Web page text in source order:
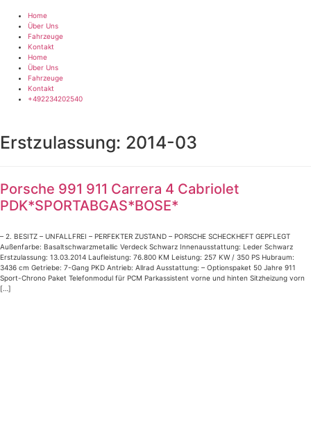
springen
Home
Über Uns
Fahrzeuge
Kontakt
Home
Über Uns
Fahrzeuge
Kontakt
+492234202540
Erstzulassung: 2014-03
Porsche 991 911 Carrera 4 Cabriolet
PDK*SPORTABGAS*BOSE*
– 2. BESITZ – UNFALLFREI – PERFEKTER ZUSTAND – PORSCHE SCHECKHEFT GEPFLEGT
Außenfarbe: Basaltschwarzmetallic Verdeck Schwarz Innenausstattung: Leder Schwarz
Erstzulassung: 13.03.2014 Laufleistung: 76.800 KM Leistung: 257 KW / 350 PS Hubraum:
3436 cm Getriebe: 7-Gang PKD Antrieb: Allrad Ausstattung: – Optionspaket 50 Jahre 911
Sport-Chrono Paket Telefonmodul für PCM Parkassistent vorne und hinten Sitzheizung vorn
[…]